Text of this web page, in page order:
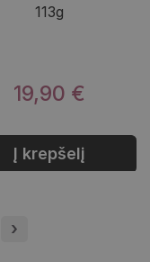
113g
19,90 €
Į krepšelį
Next page
›